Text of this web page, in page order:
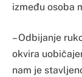
između osoba
– Odbijanje
okvira
nam je